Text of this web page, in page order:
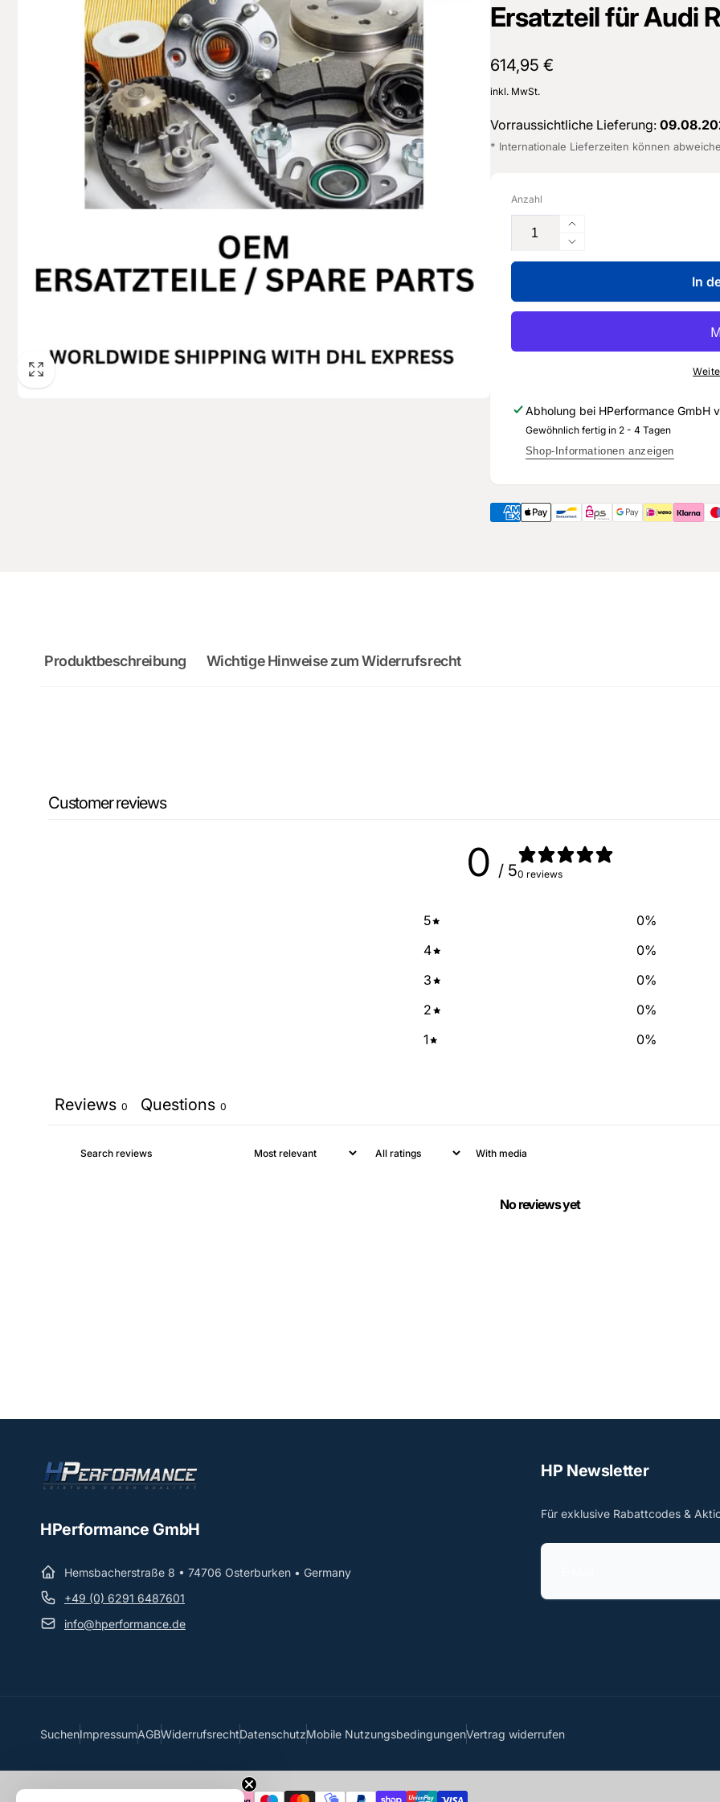
Ersatzteil für Audi
Normaler
Preis
614,95 €
inkl. MwSt.
Vorraussichtliche Lieferung:
* Internationale Lieferzeiten können
Anzahl
Erhöhe
die
Menge
Audi
Kinderwagen-
019
Ersatzteil
für
Audi
Verringere
die
für
Audi
4M0
Original
Ersatzteil
für
Sportback
In
Abholung bei HPerformance GmbH
Gewöhnlich fertig in 2 - 4 Tagen
Shop-Informationen anzeigen
Produktbeschreibung Wichtige Hinweise zum Widerrufsrecht
Customer reviews
0 / 50 reviews
5 0%
4
0%
3
0%
2
0%
1
0%
Reviews 0 Questions 0
With media
No reviews yet
HPerformance GmbH
Hemsbacherstraße 8 • 74706 Osterburken • Germany
+49 (0) 6291 6487601
info@hperformance.de
HP Newsletter
Für exklusive Rabattcodes &
E
SuchenImpressumAGBWiderrufsrechtDatenschutzMobile NutzungsbedingungenVertrag widerrufen